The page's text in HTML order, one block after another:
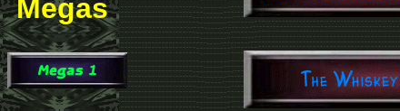
Megas